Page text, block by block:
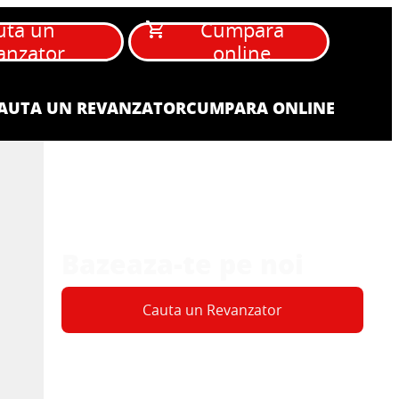
un
Cumpara
online
UN REVANZATORCUMPARA ONLINE
Cauta un Revanzator